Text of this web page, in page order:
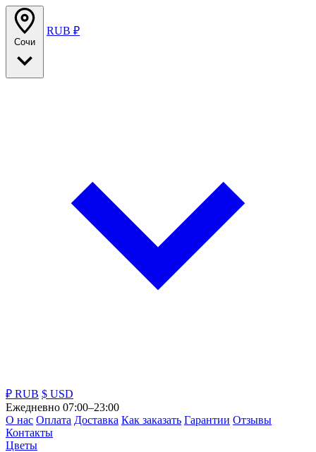
Сочи
RUB ₽
₽ RUB $ USD
Ежедневно 07:00–23:00
О нас Оплата Доставка Как заказать Гарантии Отзывы
Контакты
Цветы